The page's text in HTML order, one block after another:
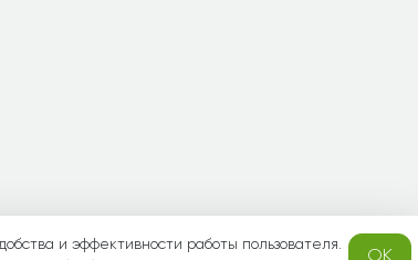
и эффективности работы пользователя.